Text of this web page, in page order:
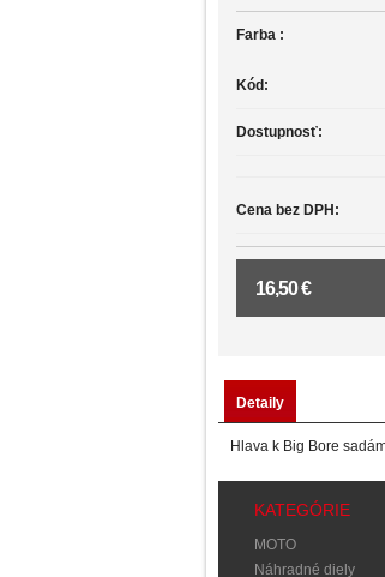
Farba :
Kód:
Dostupnosť:
Cena bez DPH:
16,50 €
Detaily
Hlava k Big Bore
KATEGÓRIE
MOTO
Náhradné diely